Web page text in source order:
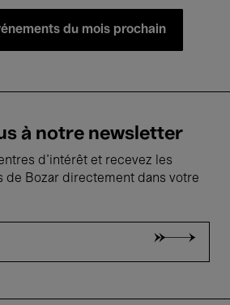
du mois prochain
à notre newsletter
d'intérêt et recevez les
de Bozar directement dans votre